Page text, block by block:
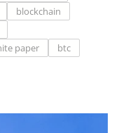
blockchain
paper btc